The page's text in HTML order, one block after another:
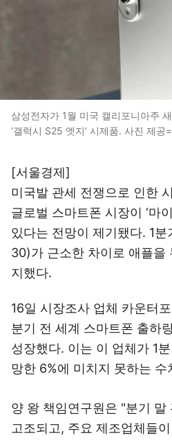
삼성전자가 1월 미국 캘리포니아주
‘갤럭시 S25 엣지’ 시제품. 사진 제공
[서울경제]
미국발 관세 전쟁으로 인한
글로벌 스마트폰 시장이 ‘마
있다는 전망이 제기됐다. 1분
30)가 근소한 차이로 애플을
지했다.
16일 시장조사 업체 카운터
분기 전 세계 스마트폰 출하
성장했다. 이는 이 업체가 1
망한 6%에 미치지 못하는 수
양 왕 책임연구원은 "분기 말
고조되고, 주요 제조업체들